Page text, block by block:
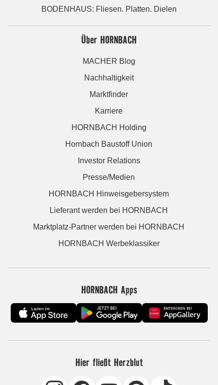
BODENHAUS: Fliesen. Platten. Dielen
Über HORNBACH
MACHER Blog
Nachhaltigkeit
Marktfinder
Karriere
HORNBACH Holding
Hornbach Baustoff Union
Investor Relations
Presse/Medien
HORNBACH Hinweisgebersystem
Lieferant werden bei HORNBACH
Marktplatz-Partner werden bei HORNBACH
HORNBACH Werbeklassiker
HORNBACH Apps
Hier fließt Herzblut